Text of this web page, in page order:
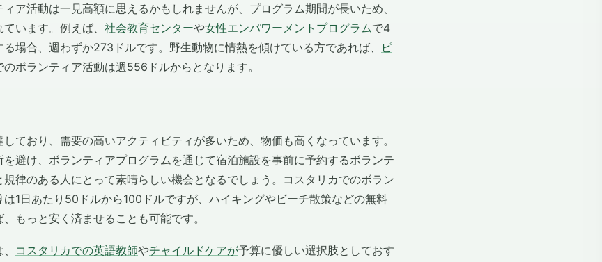
ア活動は一見高額に思えるかもしれませんが、プログラム期間が長いため、
います。例えば、 社会教育センターや女性エンパワーメントプログラムで4
場合、週わずか273ドルです。野生動物に情熱を傾けている方であれば、
ピ
のボランティア活動は週556ドルからとなります。
ており、需要の高いアクティビティが多いため、物価も高くなっています。
を避け、ボランティアプログラムを通じて宿泊施設を事前に予約するボランテ
規律のある人にとって素晴らしい機会となるでしょう。コスタリカでのボラン
1日あたり50ドルから100ドルですが、ハイキングやビーチ散策などの無料
もっと安く済ませることも可能です。
コスタリカでの英語教師やチャイルドケアが予算に優しい選択肢としておす